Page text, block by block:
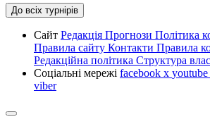
До всіх турнірів
Сайт Редакція Прогнози Політика
Правила сайту Контакти Правила
Редакційна політика Структура
Соціальні мережі facebook x youtube
viber